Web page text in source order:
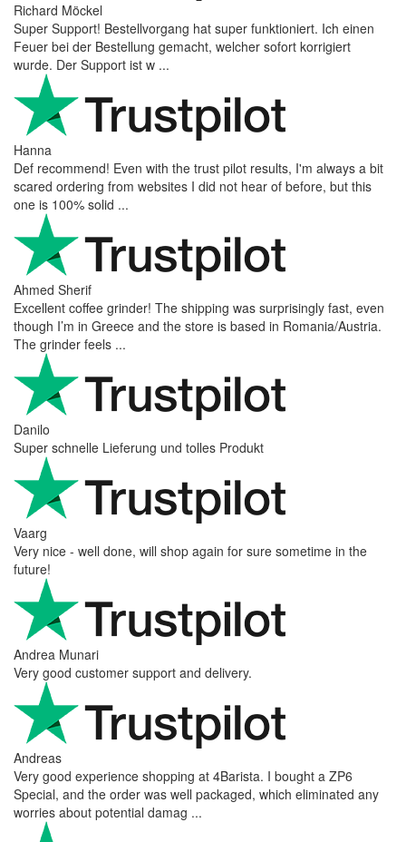
Richard Möckel
Super Support! Bestellvorgang hat super funktioniert. Ich einen
Feuer bei der Bestellung gemacht, welcher sofort korrigiert
wurde. Der Support ist w ...
Hanna
Def recommend! Even with the trust pilot results, I'm always a bit
scared ordering from websites I did not hear of before, but this
one is 100% solid ...
Ahmed Sherif
Excellent coffee grinder! The shipping was surprisingly fast, even
though I’m in Greece and the store is based in Romania/Austria.
The grinder feels ...
Danilo
Super schnelle Lieferung und tolles Produkt
Vaarg
Very nice - well done, will shop again for sure sometime in the
future!
Andrea Munari
Very good customer support and delivery.
Andreas
Very good experience shopping at 4Barista. I bought a ZP6
Special, and the order was well packaged, which eliminated any
worries about potential damag ...